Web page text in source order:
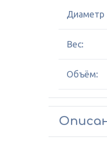
Диаметр
Вес:
Объём: